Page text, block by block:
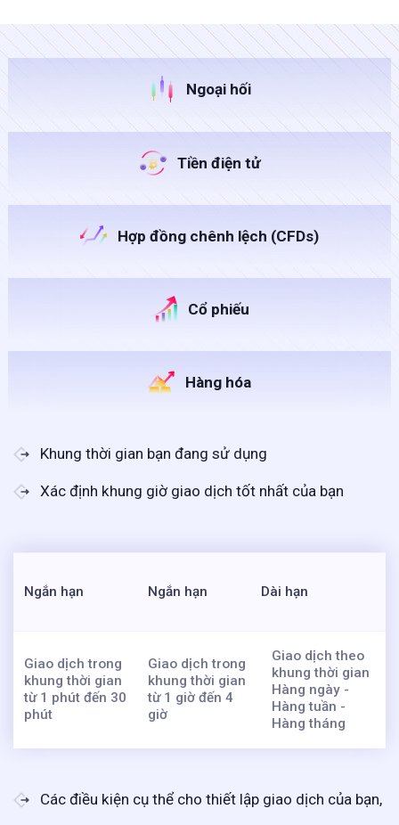
Ngoại hối
Tiền điện tử
Hợp đồng chênh lệch (CFDs)
Cổ phiếu
Hàng hóa
Khung thời gian bạn đang sử dụng
Xác định khung giờ giao dịch tốt nhất của bạn
Ngắn hạn Ngắn hạn Dài hạn
Giao dịch trong
khung thời gian
từ 1 phút đến 30
phút
Giao dịch trong
khung thời gian
từ 1 giờ đến 4
giờ
Giao dịch theo
khung thời gian
Hàng ngày -
Hàng tuần -
Hàng tháng
Các điều kiện cụ thể cho thiết lập giao dịch của bạn,